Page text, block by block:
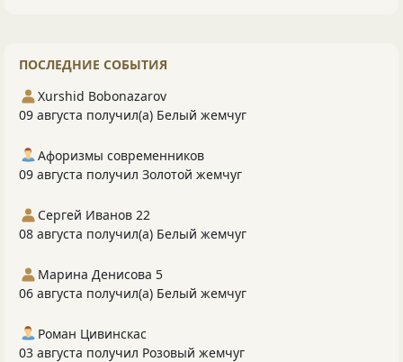
ПОСЛЕДНИЕ СОБЫТИЯ
Xurshid Bobonazarov
09 августа получил(а) Белый жемчуг
Афоризмы современников
09 августа получил Золотой жемчуг
Сергей Иванов 22
08 августа получил(а) Белый жемчуг
Марина Денисова 5
06 августа получил(а) Белый жемчуг
Роман Цивинскас
03 августа получил Розовый жемчуг